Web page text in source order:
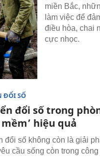
miền Bắc,
làm việc để
điều hòa, chai
cực nhọc.
ĐỔI SỐ
đổi số trong
hiệu quả
đổi số không còn là giải
cầu sống còn trong